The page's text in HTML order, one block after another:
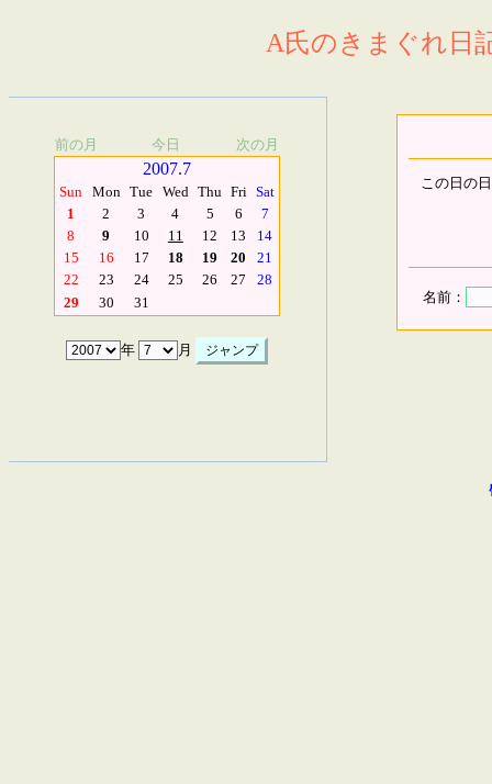
A氏のきまぐれ日
前の月 今日 次の月
2007.7
Sun Mon Tue Wed Thu Fri Sat
1
2 3 4 5 6
7
8
9 10 11 12 13
14
15
16 17 18 19 20
21
22
23 24 25 26 27
28
29
30 31
年 月
この日の
名前：